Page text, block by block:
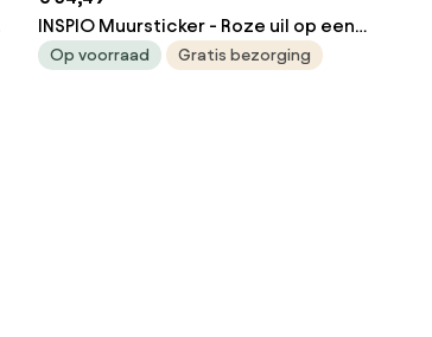
INSPIO Muursticker - Roze uil op een
maan
Op voorraad Gratis bezorging